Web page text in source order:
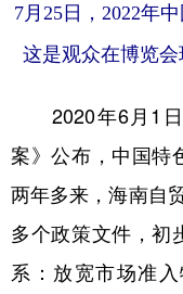
7月25日，2022年
这是观众在博览
2020年6月1日
案》公布，中国特
两年多来，海南自
多个政策文件，初
系：放宽市场准